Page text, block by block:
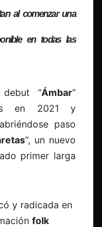
al comenzar una
en todas las
“Ámbar”
en 2021 y
paso
“, un nuevo
primer larga
y radicada en
folk